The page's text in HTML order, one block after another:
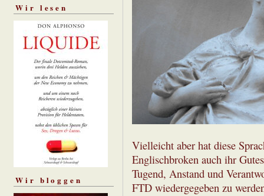
Wir lesen
Wir bloggen
Vielleicht aber hat diese
Englischbroken auch ihr
Tugend, Anstand und
FTD wiedergegeben zu